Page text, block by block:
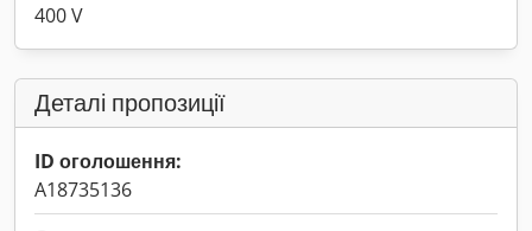
400 V
Деталі пропозиції
ID оголошення:
A18735136